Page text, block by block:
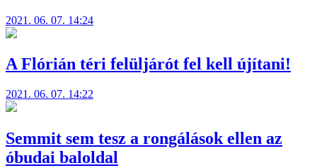
2021. 06. 07. 14:24
A Flórián téri felüljárót fel kell újítani!
2021. 06. 07. 14:22
Semmit sem tesz a rongálások ellen az
óbudai baloldal